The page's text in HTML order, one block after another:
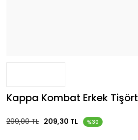
Kappa Kombat Erkek Tişört
299,00 TL 209,30 TL %30